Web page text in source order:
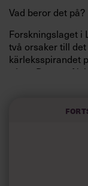
Vad beror det på?
Forskningslaget i
två orsaker till
kärleksspirandet
något Dagens